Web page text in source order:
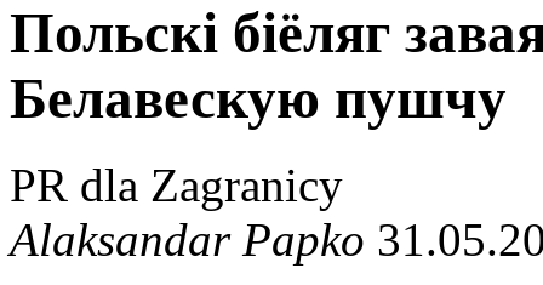
Польскі біёляг
Белавескую пушчу
PR dla Zagranicy
Alaksandar Papko